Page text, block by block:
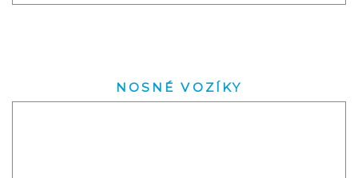
NOSNÉ VOZÍKY